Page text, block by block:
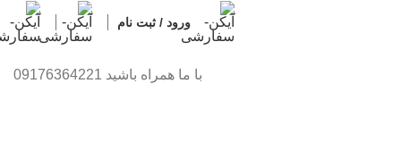
ورود / ثبت نام
0
0
با ما همراه باشید 09176364221